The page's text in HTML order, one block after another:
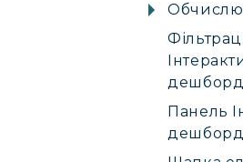
Панель